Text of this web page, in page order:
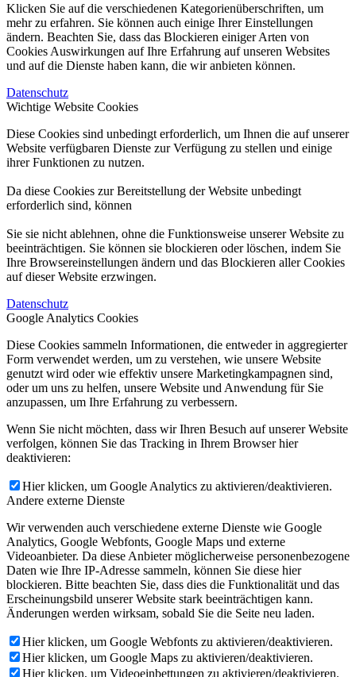
Klicken Sie auf die verschiedenen Kategorienüberschriften, um
mehr zu erfahren. Sie können auch einige Ihrer Einstellungen
ändern. Beachten Sie, dass das Blockieren einiger Arten von
Cookies Auswirkungen auf Ihre Erfahrung auf unseren Websites
und auf die Dienste haben kann, die wir anbieten können.
Datenschutz
Wichtige Website Cookies
Diese Cookies sind unbedingt erforderlich, um Ihnen die auf unserer
Website verfügbaren Dienste zur Verfügung zu stellen und einige
ihrer Funktionen zu nutzen.
Da diese Cookies zur Bereitstellung der Website unbedingt
erforderlich sind, können
Sie sie nicht ablehnen, ohne die Funktionsweise unserer Website zu
beeinträchtigen. Sie können sie blockieren oder löschen, indem Sie
Ihre Browsereinstellungen ändern und das Blockieren aller Cookies
auf dieser Website erzwingen.
Datenschutz
Google Analytics Cookies
Diese Cookies sammeln Informationen, die entweder in aggregierter
Form verwendet werden, um zu verstehen, wie unsere Website
genutzt wird oder wie effektiv unsere Marketingkampagnen sind,
oder um uns zu helfen, unsere Website und Anwendung für Sie
anzupassen, um Ihre Erfahrung zu verbessern.
Wenn Sie nicht möchten, dass wir Ihren Besuch auf unserer Website
verfolgen, können Sie das Tracking in Ihrem Browser hier
deaktivieren:
Hier klicken, um Google Analytics zu aktivieren/deaktivieren.
Andere externe Dienste
Wir verwenden auch verschiedene externe Dienste wie Google
Analytics, Google Webfonts, Google Maps und externe
Videoanbieter. Da diese Anbieter möglicherweise personenbezogene
Daten wie Ihre IP-Adresse sammeln, können Sie diese hier
blockieren. Bitte beachten Sie, dass dies die Funktionalität und das
Erscheinungsbild unserer Website stark beeinträchtigen kann.
Änderungen werden wirksam, sobald Sie die Seite neu laden.
Hier klicken, um Google Webfonts zu aktivieren/deaktivieren.
Hier klicken, um Google Maps zu aktivieren/deaktivieren.
Hier klicken, um Videoeinbettungen zu aktivieren/deaktivieren.